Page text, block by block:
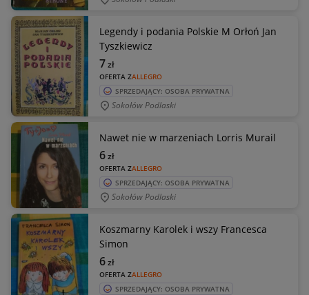
Legendy i podania Polskie M Orłoń Jan
Tyszkiewicz
OFERTA ZALLEGRO
7zł
SPRZEDAJĄCY: OSOBA PRYWATNA
Sokołów Podlaski
Nawet nie w marzeniach Lorris Murail
OFERTA ZALLEGRO
6zł
SPRZEDAJĄCY: OSOBA PRYWATNA
Sokołów Podlaski
Koszmarny Karolek i wszy Francesca
Simon
OFERTA ZALLEGRO
6zł
SPRZEDAJĄCY: OSOBA PRYWATNA